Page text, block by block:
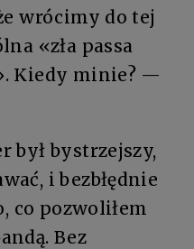
wrócimy do tej
«zła passa
Kiedy minie? —
bystrzejszy,
i bezbłędnie
co pozwoliłem
Bez